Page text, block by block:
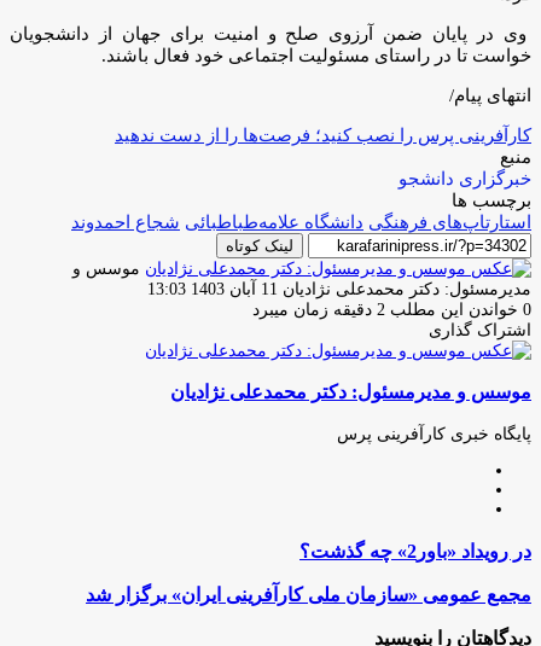
خبرگزاری دانشجو
برچسب ها
استارتاپ‌های فرهنگی
دانشگاه علامه‌طباطبائی شجاع احمدوند
مدیرمسئول: دکتر محمدعلی نژادیان ارسال
11 آبان 1403 13:03
0 خواندن این مطلب 2 دقیقه زمان میبرد
اشتراک گذاری
فیس
بوک
توئیتر
(X)
لینکدین
واتس
آپ
تلگرام
اشتراک
گذاری
از
طریق
ایمیل
چاپ
موسس و مدیرمسئول: دکتر محمدعلی نژادیان
پایگاه خبری کارآفرینی پرس
وبسایت
لینکدین
اینستاگرام
در
«باور2»
گذشت؟
در رویداد «باور2» چه گذشت؟
مجمع
برگزار
مجمع عمومی «سازمان ملی کارآفرینی ایران» برگزار شد
دیدگاهتان را بنویسید
شده‌اند*